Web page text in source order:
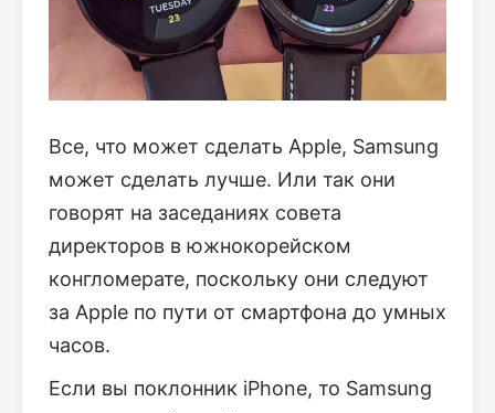
Все, что может сделать Apple, Samsung
может сделать лучше. Или так они
говорят на заседаниях совета
директоров в южнокорейском
конгломерате, поскольку они следуют
за Apple по пути от смартфона до умных
часов.
Если вы поклонник iPhone, то Samsung